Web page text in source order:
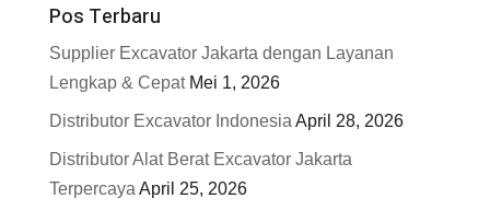
Pos Terbaru
Supplier Excavator Jakarta dengan Layanan
Lengkap & Cepat Mei 1, 2026
Distributor Excavator Indonesia April 28, 2026
Distributor Alat Berat Excavator Jakarta
Terpercaya April 25, 2026